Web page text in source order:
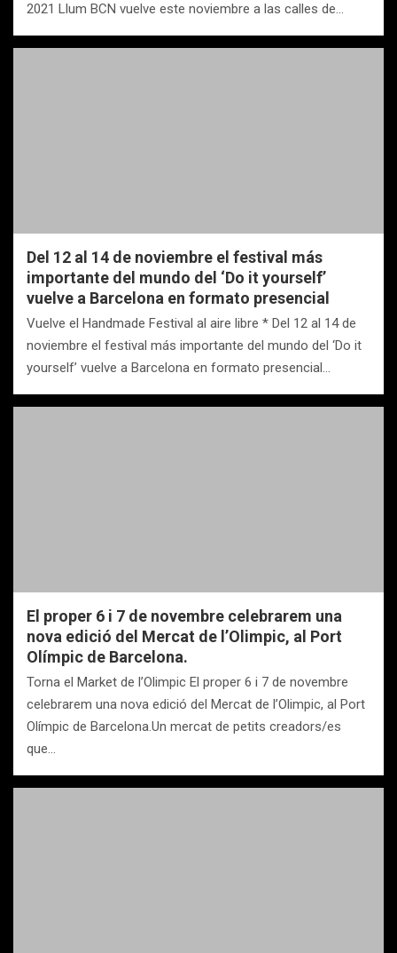
2021 Llum BCN vuelve este noviembre a las calles de…
Del 12 al 14 de noviembre el festival más
importante del mundo del ‘Do it yourself’
vuelve a Barcelona en formato presencial
Vuelve el Handmade Festival al aire libre * Del 12 al 14 de
noviembre el festival más importante del mundo del ‘Do it
yourself’ vuelve a Barcelona en formato presencial…
El proper 6 i 7 de novembre celebrarem una
nova edició del Mercat de l’Olimpic, al Port
Olímpic de Barcelona.
Torna el Market de l’Olimpic El proper 6 i 7 de novembre
celebrarem una nova edició del Mercat de l’Olimpic, al Port
Olímpic de Barcelona.Un mercat de petits creadors/es
que…